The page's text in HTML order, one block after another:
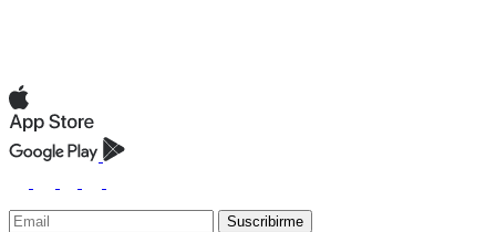
Suscribirme